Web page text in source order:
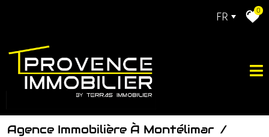
FR 0
Agence Immobilière À Montélimar